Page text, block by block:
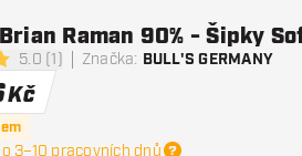
5.0 (1) Značka: BULL'S GERMANY
Raman 90% - Šipky
Kč
3–10 pracovních dnů